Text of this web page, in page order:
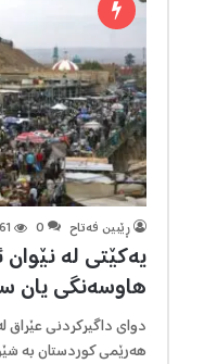
ڕێبین فه‌تاح 0
یەکێتی لە
هاوسەنگی یان
دوای داگیرکردنی عێراق
هەرێمی کوردستان بە